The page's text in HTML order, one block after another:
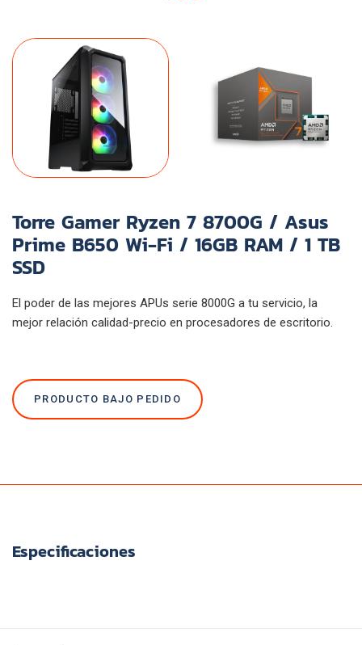
Torre Gamer Ryzen 7 8700G / Asus
Prime B650 Wi-Fi / 16GB RAM / 1 TB
SSD
El poder de las mejores APUs serie 8000G a tu servicio, la
mejor relación calidad-precio en procesadores de escritorio.
PRODUCTO BAJO PEDIDO
Especificaciones